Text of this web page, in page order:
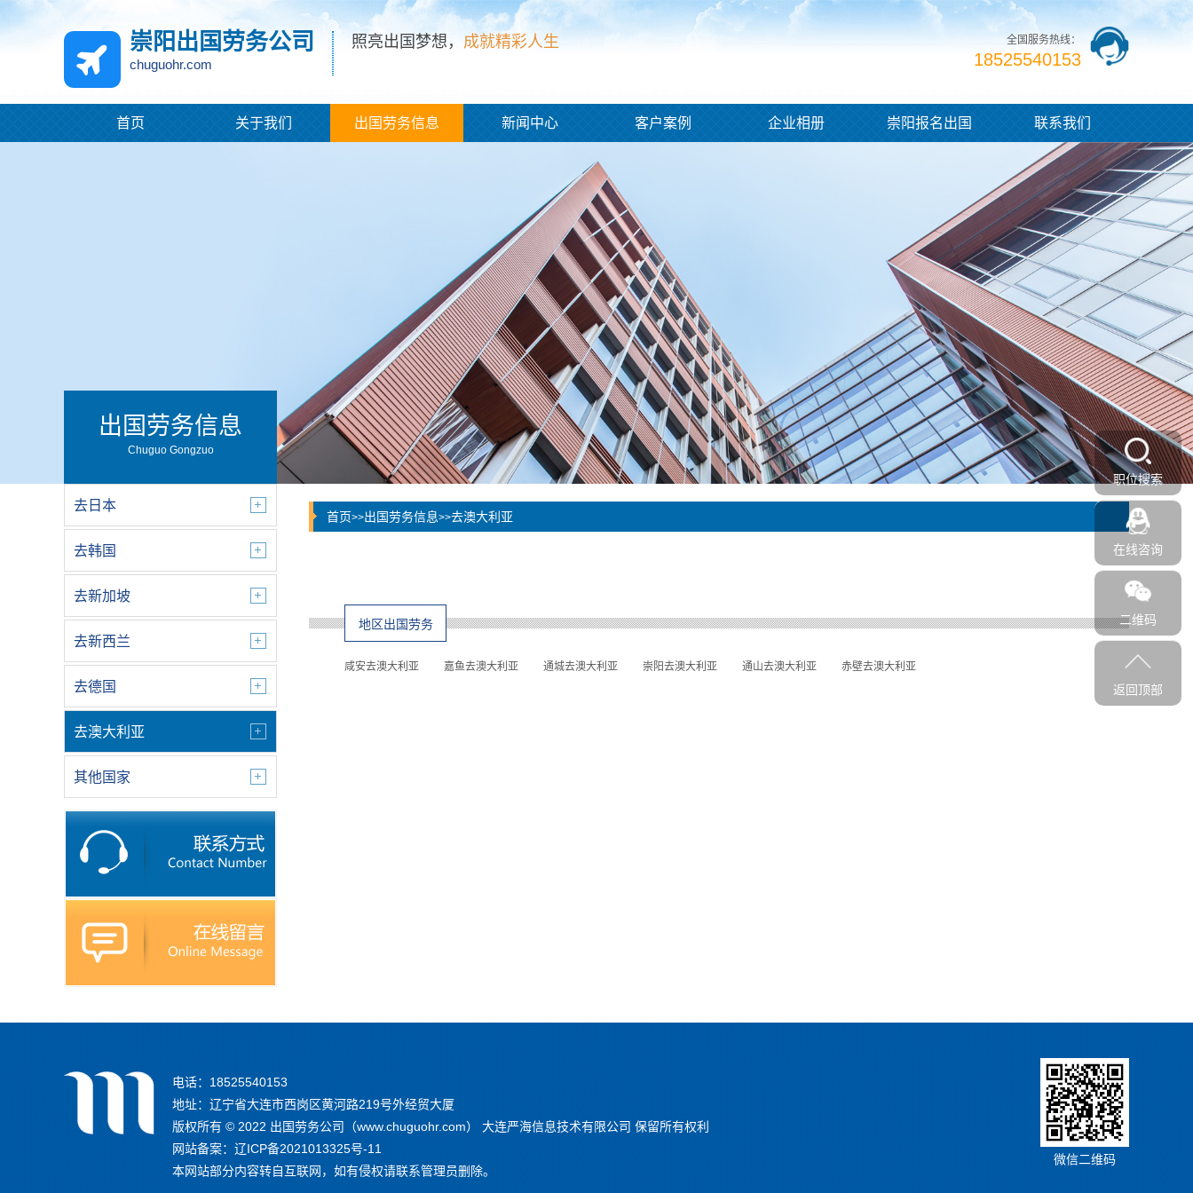
崇阳出国劳务公司
chuguohr.com
照亮出国梦想， 成就精彩人生 全国服务热线：
18525540153
首页 关于我们 出国劳务信息 新闻中心 客户案例 企业相册 崇阳报名出国 联系我们
出国劳务信息
Chuguo Gongzuo
去日本
去韩国
去新加坡
去新西兰
去德国
去澳大利亚
其他国家
首页>>出国劳务信息>>去澳大利亚
地区出国劳务
咸安去澳大利亚 嘉鱼去澳大利亚 通城去澳大利亚 崇阳去澳大利亚 通山去澳大利亚 赤壁去澳大利亚
电话：18525540153
地址：辽宁省大连市西岗区黄河路219号外经贸大厦
版权所有 © 2022 出国劳务公司（www.chuguohr.com） 大连严海信息技术有限公司 保留所有权利
网站备案： 辽ICP备2021013325号-11
本网站部分内容转自互联网，如有侵权请联系管理员删除。
微信二维码
职位搜索
在线咨询
二维码
返回顶部